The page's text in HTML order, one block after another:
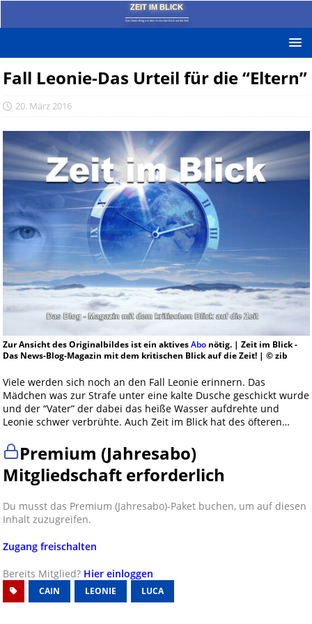
ZEIT IM BLICK
Das News-Blog mit dem kritischen Blick auf die Zeit!
Fall Leonie-Das Urteil für die “Eltern”
20. März 2016
Zur Ansicht des Originalbildes ist ein aktivesAbonötig. | Zeit im Blick -
Das News-Blog-Magazin mit dem kritischen Blick auf die Zeit! | © zib
Viele werden sich noch an den Fall Leonie erinnern. Das
Mädchen was zur Strafe unter eine kalte Dusche geschickt wurde
und der “Vater” der dabei das heiße Wasser aufdrehte und
Leonie schwer verbrühte. Auch Zeit im Blick hat des öfteren…
Premium (Jahresabo)
Mitgliedschaft erforderlich
Du musst das Premium (Jahresabo)-Paket buchen, um auf diesen
Inhalt zuzugreifen.
Zugang freischalten
Bereits Mitglied? Hier einloggen
CAIN LEONIE LUCA